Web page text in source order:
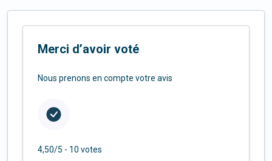
Merci d’avoir voté
Nous prenons en compte votre avis
4,50/5 - 10 votes